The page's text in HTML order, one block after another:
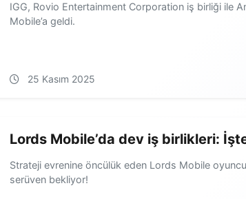
IGG, Rovio Entertainment Corporation iş birliği ile
Mobile’a geldi.
25 Kasım 2025
Lords Mobile’da dev iş birlikleri:
Strateji evrenine öncülük eden Lords Mobile
serüven bekliyor!